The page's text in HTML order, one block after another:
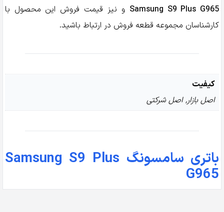
Samsung S9 Plus G965 و نیز قیمت فروش این محصول با
کارشناسان مجموعه قطعه فروش در ارتباط باشید.
کیفیت
اصل بازار, اصل شرکتی
باتری سامسونگ Samsung S9 Plus
G965